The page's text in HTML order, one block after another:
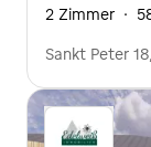
2 Zimmer ·
Sankt Peter